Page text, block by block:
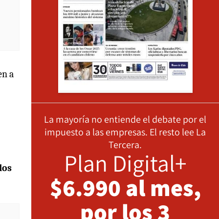
a
La mayoría no entiende el debate por el
impuesto a las empresas. El resto lee La
Tercera.
Plan Digital+
$6.990 al mes,
por los 3